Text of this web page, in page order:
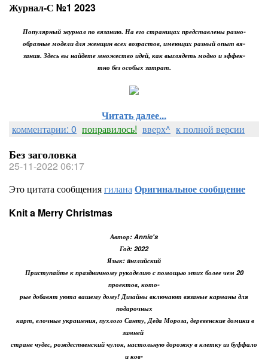
Журнал-С №1 2023
Популярный журнал по вязанию. На его страницах представлены разно-
образные модели для женщин всех возрастов, имеющих разный опыт вя-
зания. Здесь вы найдете множество идей, как выглядеть модно и эффек-
тно без особых затрат.
Читать далее...
комментарии: 0 понравилось! вверх^ к полной версии
Без заголовка
25-11-2022 06:17
Это цитата сообщениягиланаОригинальное сообщение
Knit a Merry Christmas
Автор: Annie's
Год: 2022
Язык: aнглийский
Приступайте к праздничному рукоделию с помощью этих более чем 20
проектов, кото-
рые добавят уюта вашему дому! Дизайны включают вязаные карманы для
подарочных
карт, елочные украшения, пухлого Санту, Деда Мороза, деревенские домики в
зимней
стране чудес, рождественский чулок, настольную дорожку в клетку из буффало
и ков-